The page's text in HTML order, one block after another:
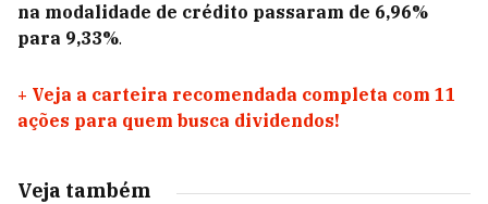
na modalidade de crédito passaram de 6,96%
para 9,33%.
+ Veja a carteira recomendada completa com 11
ações para quem busca dividendos!
Veja também